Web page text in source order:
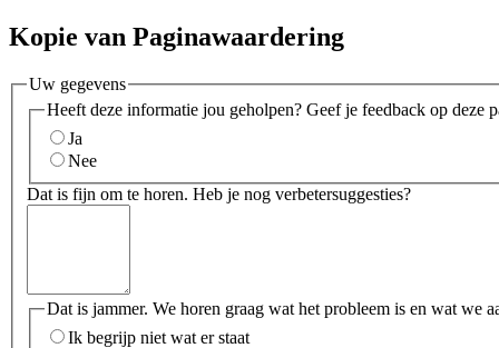
Kopie van Paginawaardering
Uw gegevens
Heeft deze informatie jou geholpen? Geef je feedback op deze
Ja
Nee
Dat is fijn om te horen. Heb je nog verbetersuggesties?
Dat is jammer. We horen graag wat het probleem is en wat we
Ik begrijp niet wat er staat